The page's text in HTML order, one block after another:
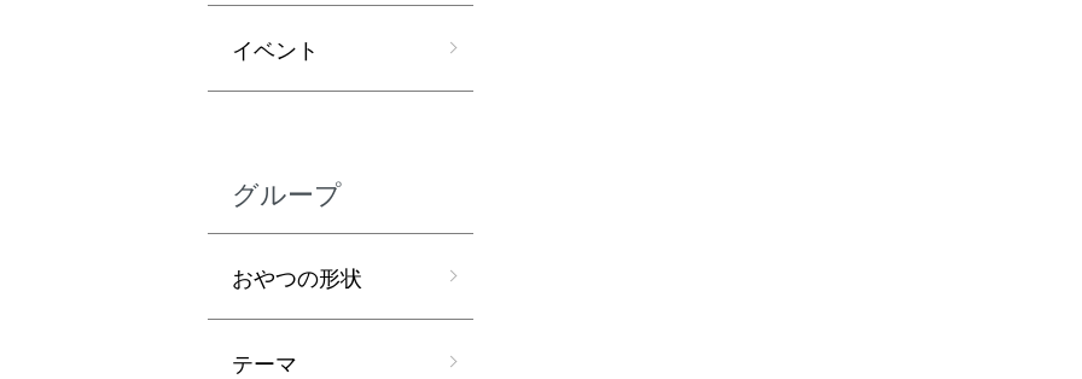
イベント
グループ
おやつの形状
テーマ